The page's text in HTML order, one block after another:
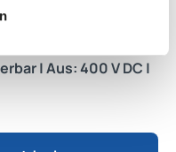
| Aus: 400 V DC |